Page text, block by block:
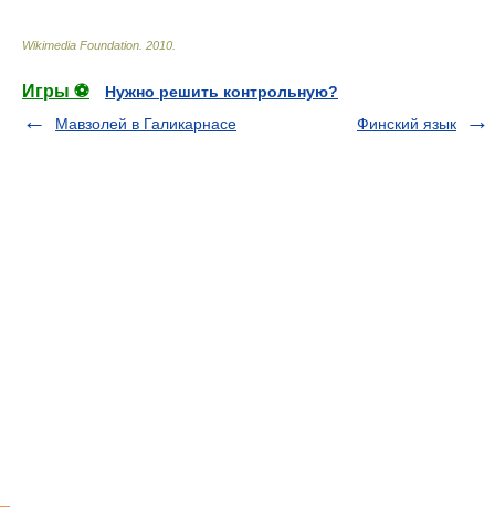
Wikimedia Foundation 2010
Игры ⚽
Нужно решить контрольную?
Мавзолей в Галикарнасе
Финский язык